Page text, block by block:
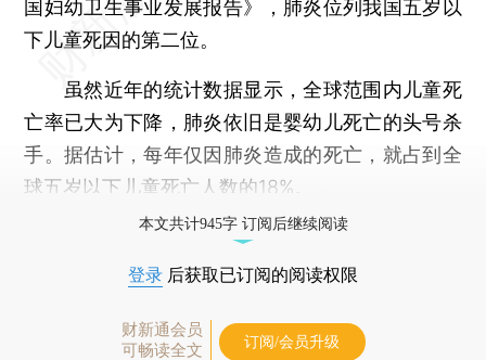
国妇幼卫生事业发展报告》，肺炎位列我国五岁以
下儿童死因的第二位。
虽然近年的统计数据显示，全球范围内儿童死
亡率已大为下降，肺炎依旧是婴幼儿死亡的头号杀
手。据估计，每年仅因肺炎造成的死亡，就占到全
球五岁以下儿童死亡人数的18%。
本文共计945字 订阅后继续阅读
登录 后获取已订阅的阅读权限
财新通会员
可畅读全文
订阅/会员升级